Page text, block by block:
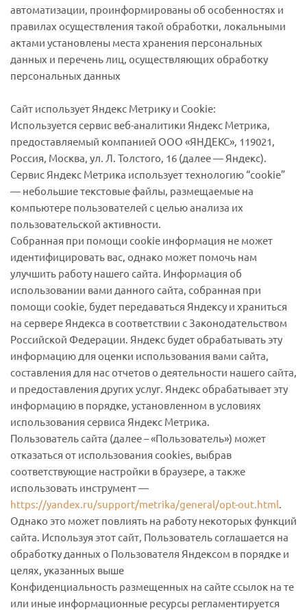
автоматизации, проинформированы об особенностях и
правилах осуществления такой обработки, локальными
актами установлены места хранения персональных
данных и перечень лиц, осуществляющих обработку
персональных данных
Сайт использует Яндекс Метрику и Cookie:
Используется сервис веб-аналитики Яндекс Метрика,
предоставляемый компанией ООО «ЯНДЕКС», 119021,
Россия, Москва, ул. Л. Толстого, 16 (далее — Яндекс).
Сервис Яндекс Метрика использует технологию “cookie”
— небольшие текстовые файлы, размещаемые на
компьютере пользователей с целью анализа их
пользовательской активности.
Собранная при помощи cookie информация не может
идентифицировать вас, однако может помочь нам
улучшить работу нашего сайта. Информация об
использовании вами данного сайта, собранная при
помощи cookie, будет передаваться Яндексу и храниться
на сервере Яндекса в соответствии с Законодательством
Российской Федерации. Яндекс будет обрабатывать эту
информацию для оценки использования вами сайта,
составления для нас отчетов о деятельности нашего сайта,
и предоставления других услуг. Яндекс обрабатывает эту
информацию в порядке, установленном в условиях
использования сервиса Яндекс Метрика.
Пользователь сайта (далее – «Пользователь») может
отказаться от использования cookies, выбрав
соответствующие настройки в браузере, а также
использовать инструмент —
https://yandex.ru/support/metrika/general/opt-out.html.
Однако это может повлиять на работу некоторых функций
сайта. Используя этот сайт, Пользователь соглашается на
обработку данных о Пользователя Яндексом в порядке и
целях, указанных выше
Конфиденциальность размещенных на сайте ссылок на те
или иные информационные ресурсы регламентируется